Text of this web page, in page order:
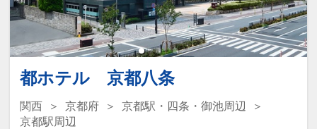
都ホテル 京都八条
関西 京都府
京都駅・四条・御池周辺
京都駅周辺